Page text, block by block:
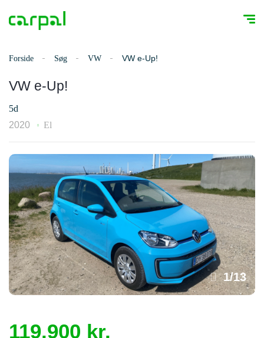
Forside Søg VW VW e-Up!
VW e-Up!
5d
2020
El
1/13
119.900 kr.